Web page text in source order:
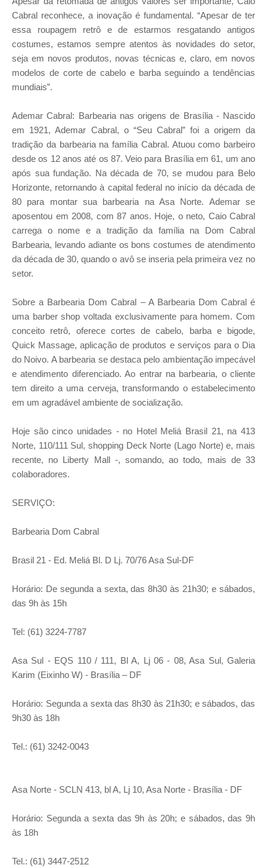
Cabral reconhece, a inovação é fundamental. “Apesar de ter
essa roupagem retrô e de estarmos resgatando antigos
costumes, estamos sempre atentos às novidades do setor,
seja em novos produtos, novas técnicas e, claro, em novos
modelos de corte de cabelo e barba seguindo a tendências
mundiais”.
Ademar Cabral: Barbearia nas origens de Brasília - Nascido
em 1921, Ademar Cabral, o “Seu Cabral” foi a origem da
tradição da barbearia na família Cabral. Atuou como barbeiro
desde os 12 anos até os 87. Veio para Brasília em 61, um ano
após sua fundação. Na década de 70, se mudou para Belo
Horizonte, retornando à capital federal no início da década de
80 para montar sua barbearia na Asa Norte. Ademar se
aposentou em 2008, com 87 anos. Hoje, o neto, Caio Cabral
carrega o nome e a tradição da família na Dom Cabral
Barbearia, levando adiante os bons costumes de atendimento
da década de 30, quando o avô se inseria pela primeira vez no
setor.
Sobre a Barbearia Dom Cabral – A Barbearia Dom Cabral é
uma barber shop voltada exclusivamente para homem. Com
conceito retrô, oferece cortes de cabelo, barba e bigode,
Quick Massage, aplicação de produtos e serviços para o Dia
do Noivo. A barbearia se destaca pelo ambientação impecável
e atendimento diferenciado. Ao entrar na barbearia, o cliente
tem direito a uma cerveja, transformando o estabelecimento
em um agradável ambiente de socialização.
Hoje são cinco unidades - no Hotel Meliá Brasil 21, na 413
Norte, 110/111 Sul, shopping Deck Norte (Lago Norte) e, mais
recente, no Liberty Mall -, somando, ao todo, mais de 33
colaboradores.
SERVIÇO:
Barbearia Dom Cabral
Brasil 21 - Ed. Meliá Bl. D Lj. 70/76 Asa Sul-DF
Horário: De segunda a sexta, das 8h30 às 21h30; e sábados,
das 9h às 15h
Tel: (61) 3224-7787
Asa Sul - EQS 110 / 111, Bl A, Lj 06 - 08, Asa Sul, Galeria
Karim (Eixinho W) - Brasília – DF
Horário: Segunda a sexta das 8h30 às 21h30; e sábados, das
9h30 às 18h
Tel.: (61) 3242-0043
Asa Norte - SCLN 413, bl A, Lj 10, Asa Norte - Brasília - DF
Horário: Segunda a sexta das 9h às 20h; e sábados, das 9h
às 18h
Tel.: (61) 3447-2512